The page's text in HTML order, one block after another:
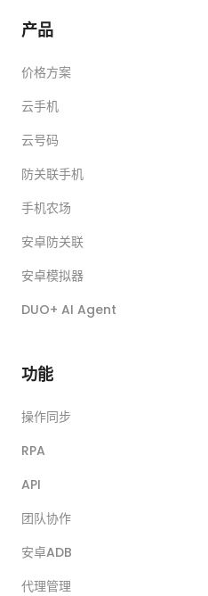
产品
价格方案
云手机
云号码
防关联手机
手机农场
安卓防关联
安卓模拟器
DUO+ AI Agent
功能
操作同步
RPA
API
团队协作
安卓ADB
代理管理